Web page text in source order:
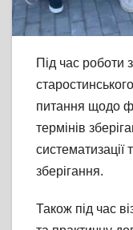
Під час роботи
питання щодо
термінів
зберігання.
Також під час